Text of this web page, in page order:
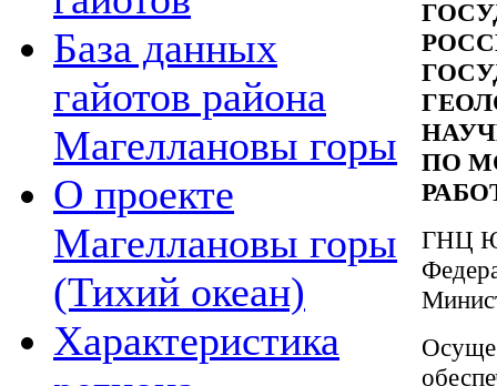
База данных
гайотов района
Магеллановы горы
О проекте
Магеллановы горы
(Тихий океан)
Характеристика
ПО
ГНЦ